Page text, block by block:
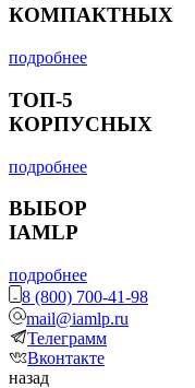
КОМПАКТНЫХ
подробнее
ТОП-5
КОРПУСНЫХ
подробнее
ВЫБОР
IAMLP
подробнее
8 (800) 700-41-98
mail@iamlp.ru
Телеграмм
Вконтакте
назад